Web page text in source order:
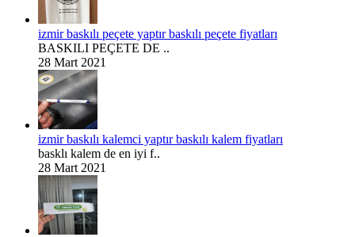
izmir baskılı peçete yaptır baskılı peçete fiyatları
BASKILI PEÇETE DE ..
28 Mart 2021
izmir baskılı kalemci yaptır baskılı kalem fiyatları
basklı kalem de en iyi f..
28 Mart 2021